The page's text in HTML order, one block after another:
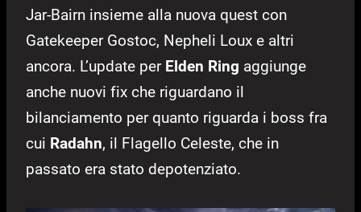
Jar-Bairn insieme alla nuova quest con
Gatekeeper Gostoc, Nepheli Loux e altri
ancora. L’update per Elden Ring aggiunge
anche nuovi fix che riguardano il
bilanciamento per quanto riguarda i boss fra
cui Radahn, il Flagello Celeste, che in
passato era stato depotenziato.